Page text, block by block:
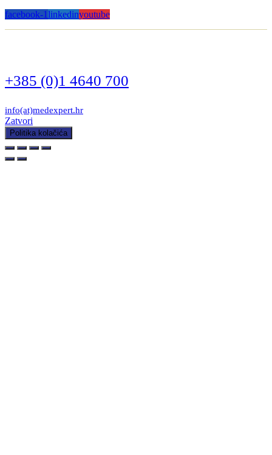
facebook-1linkedinyoutube
+385 (0)1 4640 700
info(at)medexpert.hr
Zatvori
Politika kolačića